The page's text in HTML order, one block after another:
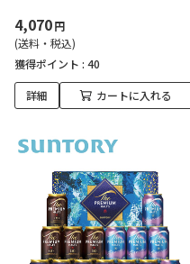
4,070円
(送料・税込)
獲得ポイント : 40
詳細 カートに入れる